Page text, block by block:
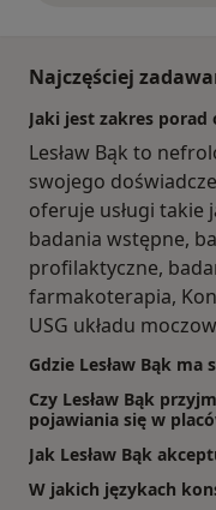
Najczęściej
Jaki jest zakres porad
Lesław Bąk to
swojego
oferuje usługi takie
badania wstępne,
profilaktyczne,
farmakoterapia,
USG układu
Gdzie Lesław Bąk ma
Czy Lesław Bąk
pojawiania się w
Jak Lesław Bąk
W jakich językach